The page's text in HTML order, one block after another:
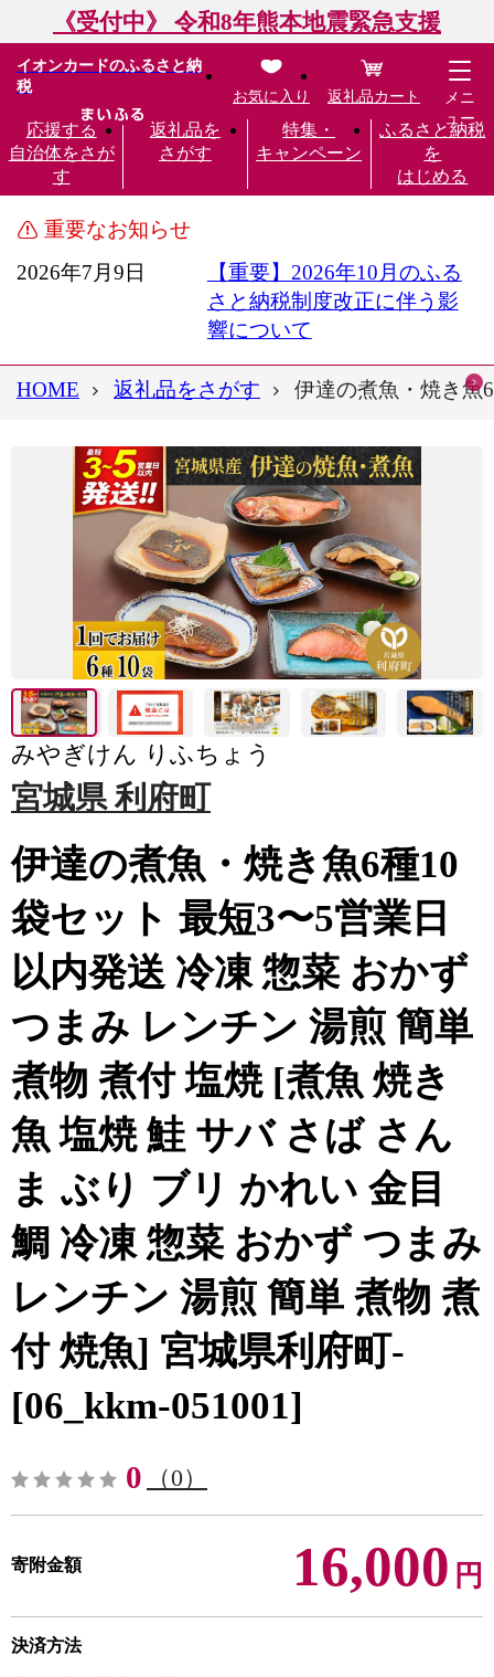
《受付中》 令和8年熊本地震緊急支援
イオンカードのふるさと納
税
応援する
自治体をさが
す
返礼品を
さがす
特集・
キャンペーン
ふるさと納税
を
はじめる
お気に入り 返礼品カート
メニ
ュー
重要なお知らせ
2026年7月9日
【重要】2026年10月のふる
さと納税制度改正に伴う影
響について
HOME 返礼品をさがす 伊達の煮魚・焼き魚
みやぎけん りふちょう
宮城県 利府町
伊達の煮魚・焼き魚6種10
袋セット 最短3〜5営業日
以内発送 冷凍 惣菜 おかず
つまみ レンチン 湯煎 簡単
煮物 煮付 塩焼 [煮魚 焼き
魚 塩焼 鮭 サバ さば さん
ま ぶり ブリ かれい 金目
鯛 冷凍 惣菜 おかず つまみ
レンチン 湯煎 簡単 煮物 煮
付 焼魚] 宮城県利府町-
[06_kkm-051001]
0 （0）
寄附金額 16,000 円
決済方法